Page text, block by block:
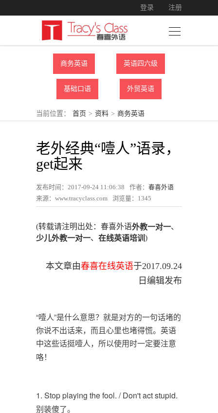
登录 注册
商务英语 英语四六级
基础口语 外贸英语
当前位置： 首页 > 资料 > 商务英语
老外经典“噎人”语录，
get起来
发布时间：2017-09-24 11:06:38 作者： 春喜外语
来源：www.tracyclass.com
浏览量： 1345
(转载请注明出处：春喜外语外教一对一、
少儿外教一对一、 在线英语培训 )
本文章由春喜在线英语于2017.09.24
日编辑发布
“噎人”是什么意思？就是对方的一句话堵的
你说不出话来，而且心里也堵得慌。英语
中这些话挺噎人，所以使用时一定要注意
咯！
1. Stop playing the fool. / Don't act stupid.
别装傻了。